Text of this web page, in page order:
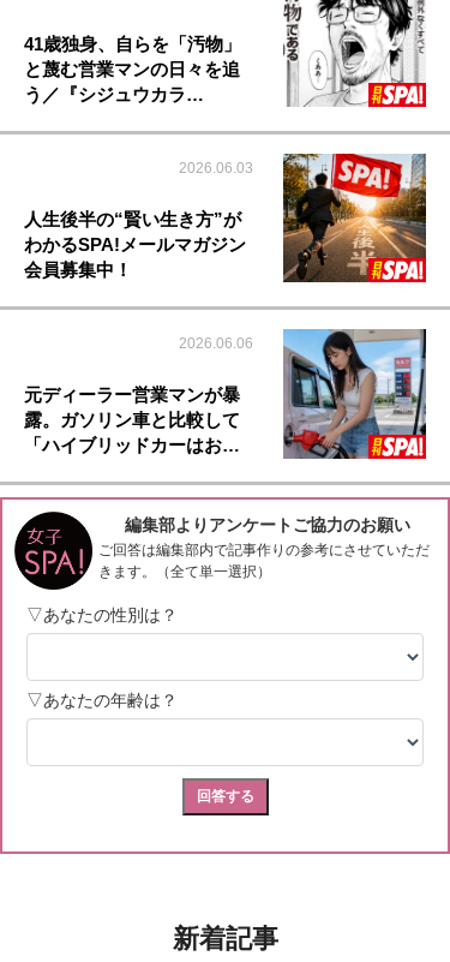
41歳独身、自らを「汚物」
と蔑む営業マンの日々を追
う／『シジュウカラ…
2026.06.03
人生後半の“賢い生き方”が
わかるSPA!メールマガジン
会員募集中！
2026.06.06
元ディーラー営業マンが暴
露。ガソリン車と比較して
「ハイブリッドカーはお…
新着記事